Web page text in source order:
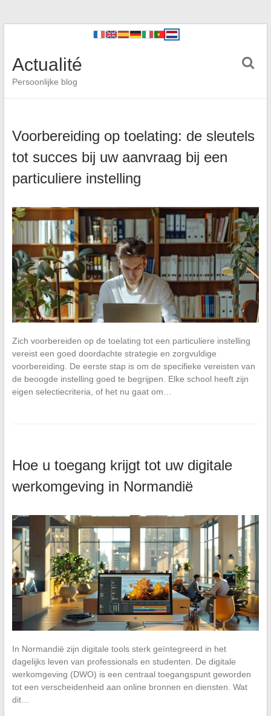
Actualité
Persoonlijke blog
Voorbereiding op toelating: de sleutels
tot succes bij uw aanvraag bij een
particuliere instelling
Zich voorbereiden op de toelating tot een particuliere instelling
vereist een goed doordachte strategie en zorgvuldige
voorbereiding. De eerste stap is om de specifieke vereisten van
de beoogde instelling goed te begrijpen. Elke school heeft zijn
eigen selectiecriteria, of het nu gaat om…
Hoe u toegang krijgt tot uw digitale
werkomgeving in Normandië
In Normandië zijn digitale tools sterk geïntegreerd in het
dagelijks leven van professionals en studenten. De digitale
werkomgeving (DWO) is een centraal toegangspunt geworden
tot een verscheidenheid aan online bronnen en diensten. Wat
dit…